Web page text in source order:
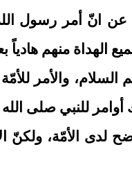
انّ أمر رسول
منهم هادياً
والأمر
أوامر للنبي صلى
لدى الأمّة،